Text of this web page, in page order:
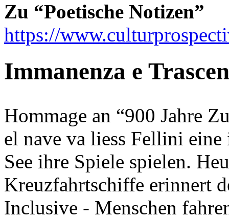
Zu “Poetische Notizen”
https://
Immanenza e
Hommage an “900 Jahre
el nave va liess Fellini
See ihre Spiele spielen.
Kreuzfahrtschiffe erinnert
Inclusive - Menschen